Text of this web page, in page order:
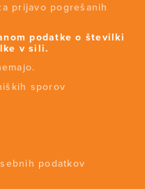
prijavo pogrešanih
podatke o številki
v sili.
sporov
podatkov